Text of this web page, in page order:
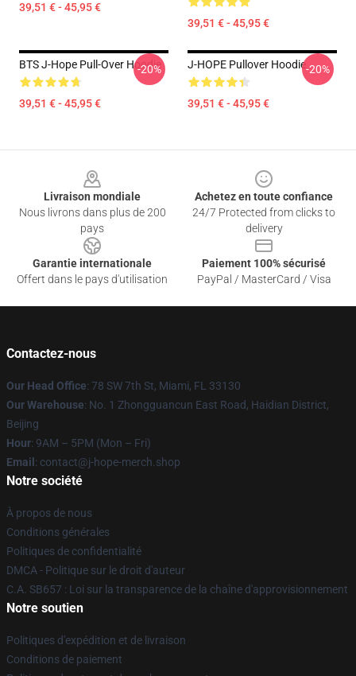
39,51 € - 45,95 €
39,51 € - 45,95 €
BTS J-Hope Pull-Over Hoodie
39,51 € - 45,95 €
-20% J-HOPE Pullover Hoodie
39,51 € - 45,95 €
-20%
Livraison mondiale
Nous livrons dans plus de 200
pays
Achetez en toute confiance
24/7 Protected from clicks to
delivery
Garantie internationale
Offert dans le pays d'utilisation
Paiement 100% sécurisé
PayPal / MasterCard / Visa
Contactez-nous
Our Head Office: 78 SW 7th St, Miami, FL 33130
Our Warehouse: No. 1 Zhongguancun East Road, Haidian District,
Beijing
Hour: 9AM – 5PM (Mon – Fri)
Email : contact@j-hope-merch.shop
Notre société
À propos de nous
Conditions générales
Politiques de confidentialité
DMCA - Politique sur le droit d'auteur
C.A. SB657 : Loi sur la transparence de la chaîne d'approvisionnement
Notre soutien
Politiques d'expédition et de livraison
Conditions de paiement